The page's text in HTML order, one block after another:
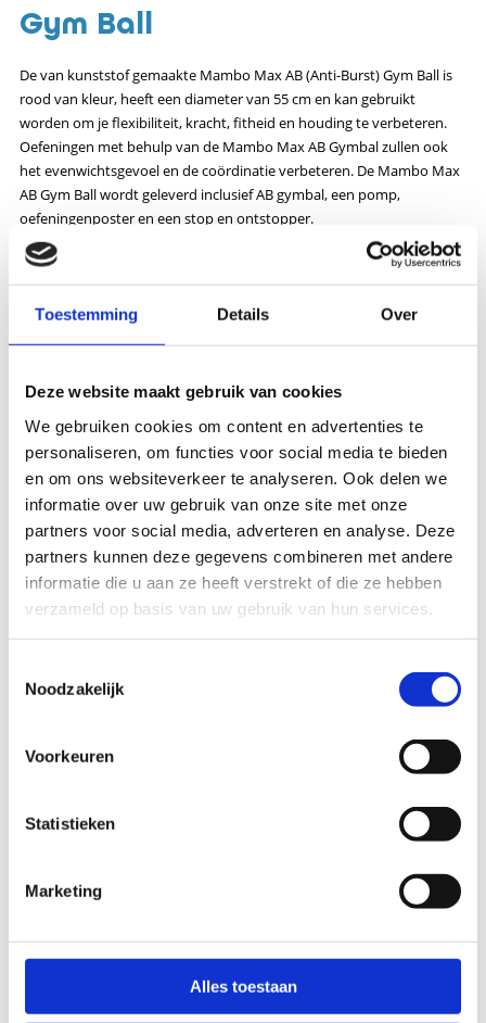
Toestemming Details Over
Deze website maakt gebruik van cookies
We gebruiken cookies om content en advertenties te
personaliseren, om functies voor social media te bieden
en om ons websiteverkeer te analyseren. Ook delen we
informatie over uw gebruik van onze site met onze
partners voor social media, adverteren en analyse. Deze
partners kunnen deze gegevens combineren met andere
informatie die u aan ze heeft verstrekt of die ze hebben
verzameld op basis van uw gebruik van hun services.
Noodzakelijk
Voorkeuren
Statistieken
Marketing
Alles toestaan
Gym Ball
De van kunststof gemaakte Mambo Max AB (Anti-Burst) Gym Ball is
rood van kleur, heeft een diameter van 55 cm en kan gebruikt
worden om je flexibiliteit, kracht, fitheid en houding te verbeteren.
Oefeningen met behulp van de Mambo Max AB Gymbal zullen ook
het evenwichtsgevoel en de coördinatie verbeteren. De Mambo Max
AB Gym Ball wordt geleverd inclusief AB gymbal, een pomp,
oefeningenposter en een stop en ontstopper.
Specificaties
Artikelnummer
172-MVS-AB-55
Categorie
Oefenmateriaal - Oefenballen en matten
Merk
Mambo Max
Uitvoering
Kleur
Rood
Materiaal
Kunststof
Diameter
55 cm
Maximaal gewicht
350 kg
Wij nemen binnen 24 uur contact met je op via de e-mail of telefoon.
We gebruiken je informatie alleen om met jou in contact te komen.
Product
Naam
Bedrijfsnaam optioneel